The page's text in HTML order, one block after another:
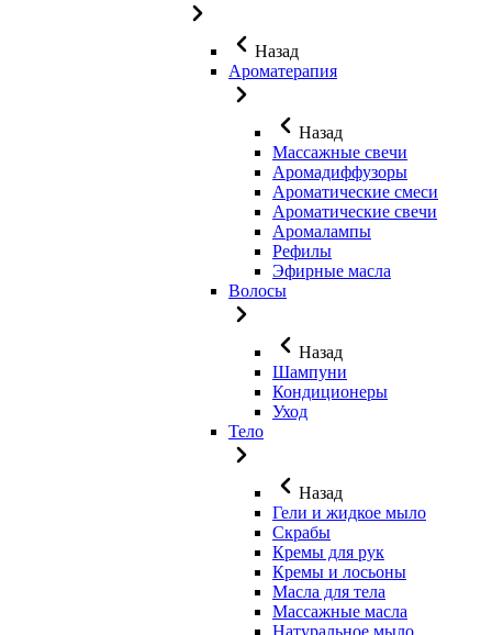
Назад
Ароматерапия
Назад
Массажные свечи
Аромадиффузоры
Ароматические смеси
Ароматические свечи
Аромалампы
Рефилы
Эфирные масла
Волосы
Назад
Шампуни
Кондиционеры
Уход
Тело
Назад
Гели и жидкое мыло
Скрабы
Кремы для рук
Кремы и лосьоны
Масла для тела
Массажные масла
Натуральное мыло